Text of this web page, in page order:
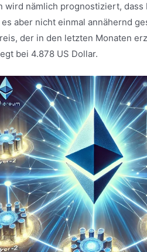
wird nämlich prognostiziert, dass
aber nicht einmal annähernd
der in den letzten Monaten
bei 4.878 US Dollar.